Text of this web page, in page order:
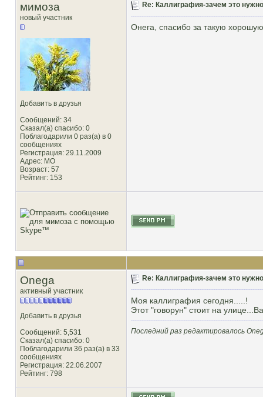
мимоза
новый участник
Добавить в друзья
Сообщений: 34
Сказал(а) спасибо: 0
Поблагодарили 0 раз(а) в 0
сообщениях
Регистрация: 29.11.2009
Адрес: МО
Возраст: 57
Рейтинг: 153
Re: Каллиграфия-зачем это
Онега, спасибо за такую
Onega
активный участник
Добавить в друзья
Сообщений: 5,531
Сказал(а) спасибо: 0
Поблагодарили 36 раз(а) в 33
сообщениях
Регистрация: 22.06.2007
Рейтинг: 798
Re: Каллиграфия-зачем это
Моя каллиграфия сегодня.....!
Этот "говорун" стоит на
Последний раз редактировалось